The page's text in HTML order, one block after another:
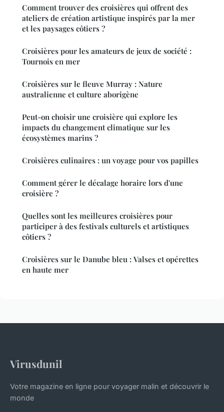
Comment trouver des croisières qui offrent des
ateliers de création artistique inspirés par la mer
et les paysages côtiers ?
Croisières pour les amateurs de jeux de société :
Tournois en mer
Croisières sur le fleuve Murray : Nature
australienne et culture aborigène
Peut-on choisir une croisière qui explore les
impacts du changement climatique sur les
écosystèmes marins ?
Croisières culinaires : un voyage pour vos papilles
Comment gérer le décalage horaire lors d'une
croisière ?
Quelles sont les meilleures croisières pour
participer à des festivals culturels et artistiques
côtiers ?
Croisières sur le Danube bleu : Valses et opérettes
en haute mer
Virusdunil
Votre magazine en ligne pour voyager malin et découvrir le
monde